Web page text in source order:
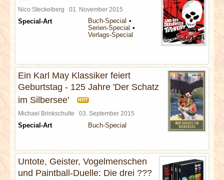
Nico Steckelberg 01. November 2015
Special-Art
Buch-Special
Serien-Special
Verlags-Special
Ein Karl May Klassiker feiert
Geburtstag - 125 Jahre 'Der Schatz
im Silbersee'
HOT
Michael Brinkschulte 03. September 2015
Special-Art Buch-Special
Untote, Geister, Vogelmenschen
und Paintball-Duelle: Die drei ???